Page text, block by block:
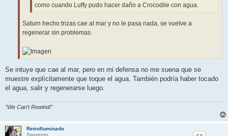
como cuando Luffy pudo hacer daño a Crocodile con agua.
Saturn hecho trizas cae al mar y no le pasa nada, se vuelve a
regenerar sin problemas.
Se intuye que cae al mar, pero en mi defensa no me suena que se
muestre explícitamente que toque el agua. También podría haber tocado
el agua, salir y regenerarse luego.
"We Can't Rewind!"
RetroIluminado
Sargento